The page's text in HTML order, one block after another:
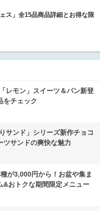
ス」全15品商品詳細とお得な限
レモン」スイーツ＆パン新登
をチェック
サンド」シリーズ新作チョコ
ツサンドの爽快な魅力
が3,000円から！お盆や集ま
&おトクな期間限定メニュー